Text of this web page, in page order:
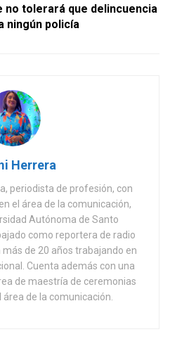
tolerará que delincuencia
ningún policía
Herrera
periodista de profesión, con
el área de la comunicación,
Autónoma de Santo
como reportera de radio
de 20 años trabajando en
Cuenta además con una
de maestría de ceremonias
de la comunicación.